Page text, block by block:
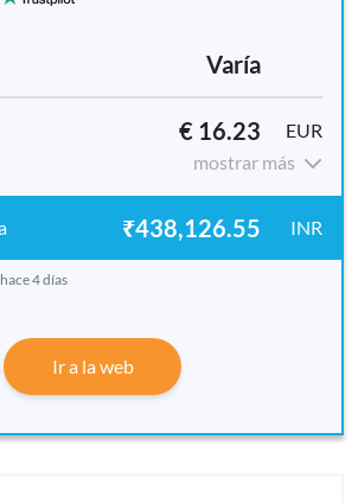
Varía
€ 16.23
EUR
mostrar más
₹438,126.55 INR
hace 4 días
Ir a la web